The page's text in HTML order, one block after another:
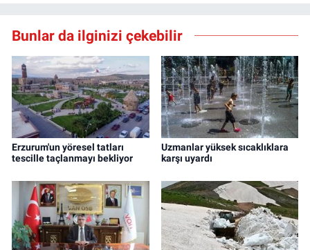
Bunlar da ilginizi çekebilir
Erzurum'un yöresel tatları
tescille taçlanmayı bekliyor
Uzmanlar yüksek sıcaklıklara
karşı uyardı